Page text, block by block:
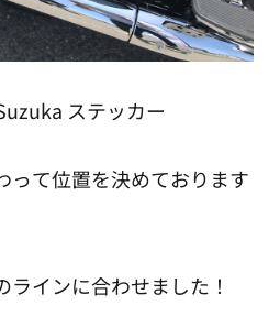
ステッカー
って位置を決めております
インに合わせました！